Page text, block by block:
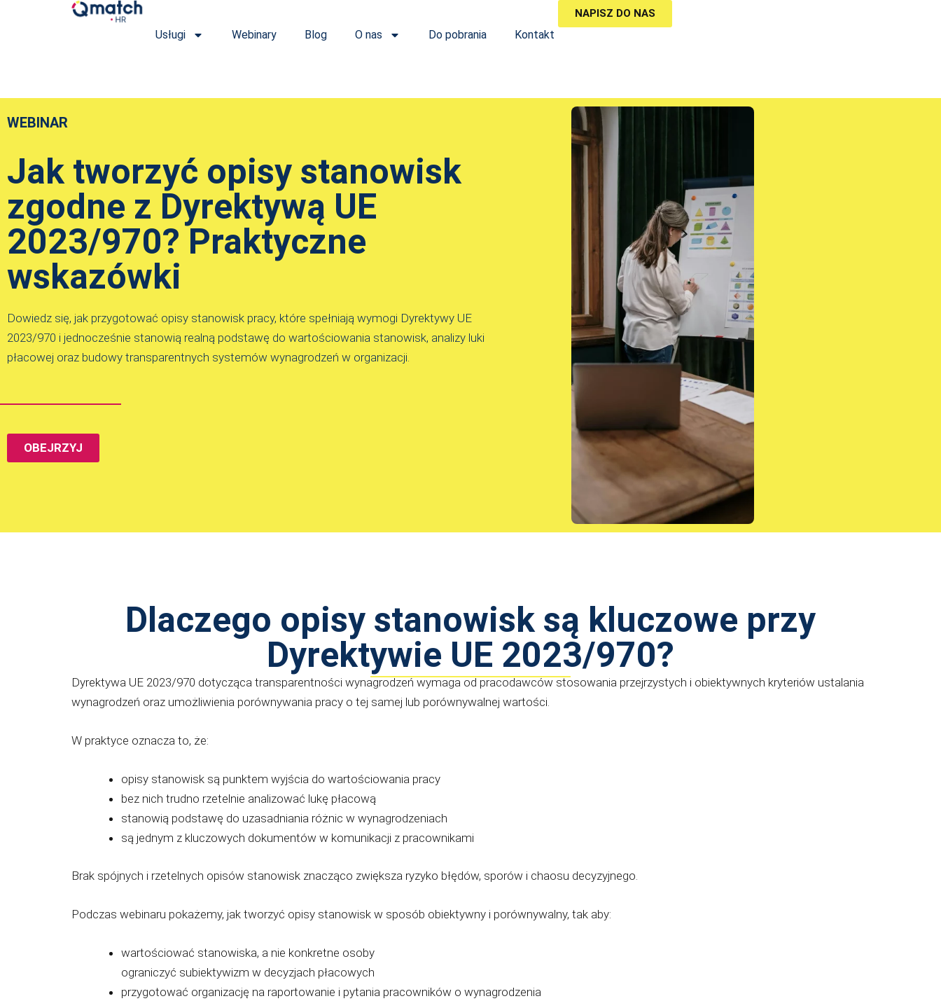
Usługi Webinary Blog O nas Do pobrania Kontakt
NAPISZ DO NAS
WEBINAR
Jak tworzyć opisy stanowisk
zgodne z Dyrektywą UE
2023/970? Praktyczne
wskazówki
Dowiedz się, jak przygotować opisy stanowisk pracy, które spełniają wymogi Dyrektywy UE
2023/970 i jednocześnie stanowią realną podstawę do wartościowania stanowisk, analizy luki
płacowej oraz budowy transparentnych systemów wynagrodzeń w organizacji.
OBEJRZYJ
Dlaczego opisy stanowisk są kluczowe przy
Dyrektywie UE 2023/970?
Dyrektywa UE 2023/970 dotycząca transparentności wynagrodzeń wymaga od pracodawców stosowania przejrzystych i obiektywnych kryteriów ustalania
wynagrodzeń oraz umożliwienia porównywania pracy o tej samej lub porównywalnej wartości.
W praktyce oznacza to, że:
opisy stanowisk są punktem wyjścia do wartościowania pracy
bez nich trudno rzetelnie analizować lukę płacową
stanowią podstawę do uzasadniania różnic w wynagrodzeniach
są jednym z kluczowych dokumentów w komunikacji z pracownikami
Brak spójnych i rzetelnych opisów stanowisk znacząco zwiększa ryzyko błędów, sporów i chaosu decyzyjnego.
Podczas webinaru pokażemy, jak tworzyć opisy stanowisk w sposób obiektywny i porównywalny, tak aby:
wartościować stanowiska, a nie konkretne osoby
ograniczyć subiektywizm w decyzjach płacowych
przygotować organizację na raportowanie i pytania pracowników o wynagrodzenia